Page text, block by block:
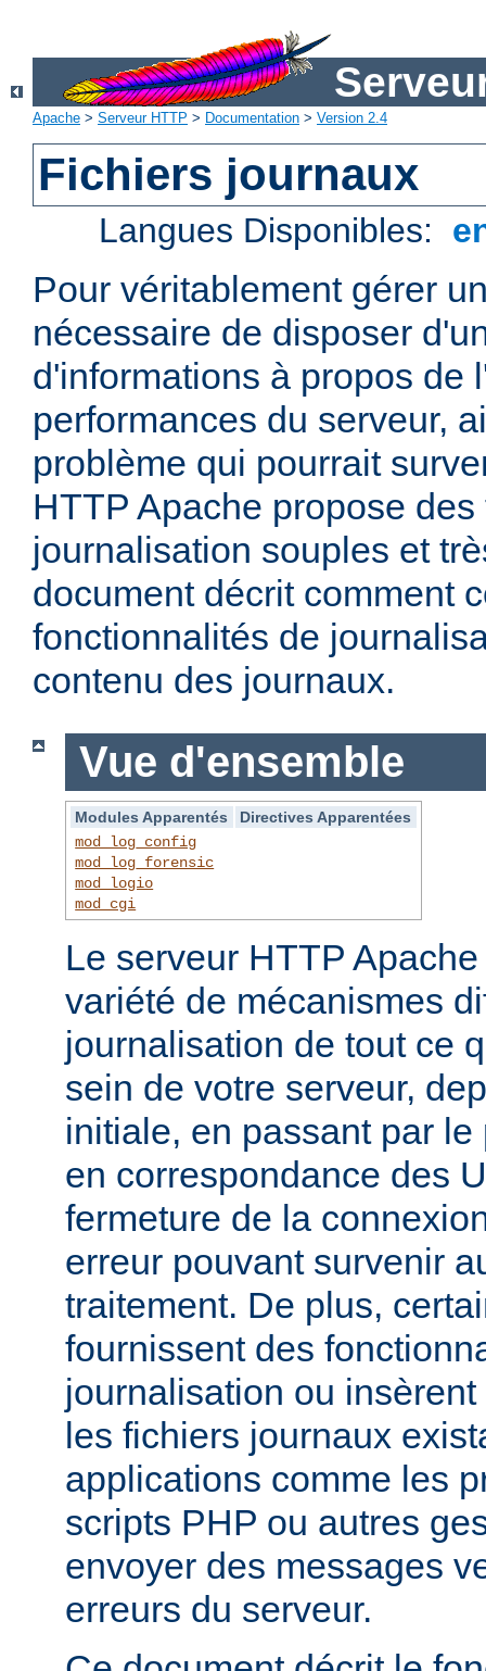
Apache > Serveur HTTP > Documentation > Version 2.4
Fichiers journaux
Langues Disponibles:
Pour véritablement gérer
nécessaire de disposer
d'informations à propos de
performances du serveur,
problème qui pourrait
HTTP Apache propose
journalisation souples et
document décrit comment
fonctionnalités de
contenu des journaux.
Vue d'ensemble
Modules Apparentés
Directives Apparentées
mod_log_config
mod_log_forensic
mod_logio
mod_cgi
Le serveur HTTP
variété de mécanismes
journalisation de tout ce
sein de votre serveur,
initiale, en passant par
en correspondance des
fermeture de la
erreur pouvant survenir
traitement. De plus,
fournissent des
journalisation ou
les fichiers journaux
applications comme les
scripts PHP ou autres
envoyer des messages
erreurs du serveur.